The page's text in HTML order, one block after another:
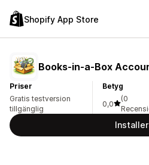
Shopify App Store
Books‑in‑a‑Box
Priser
Gratis testversion
tillgänglig
Betyg
0,0
(0